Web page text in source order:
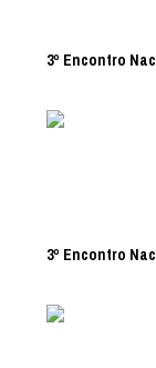
3º Encontro
3º Encontro